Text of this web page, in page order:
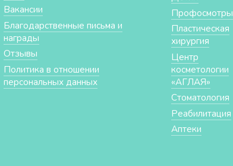
Вакансии
Благодарственные письма и
награды
Отзывы
Политика в отношении
персональных данных
Профосмотры
Пластическая
хирургия
Центр
косметологии
«АГЛАЯ»
Стоматология
Реабилитация
Аптеки